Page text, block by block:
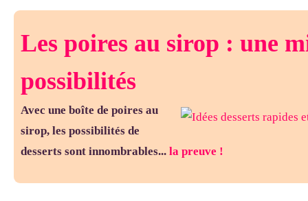
Les poires au sirop : une
possibilités
Avec une boîte de poires au
sirop, les possibilités de
desserts sont innombrables... la preuve !